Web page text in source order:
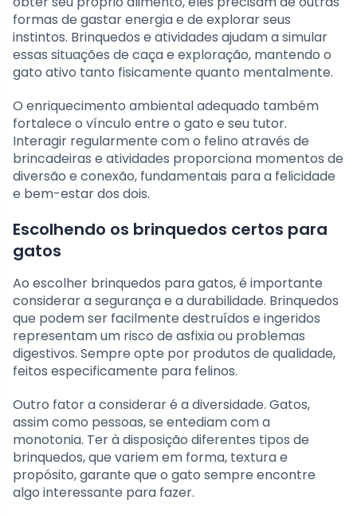
formas de gastar energia e de explorar seus
instintos. Brinquedos e atividades ajudam a simular
essas situações de caça e exploração, mantendo o
gato ativo tanto fisicamente quanto mentalmente.
O enriquecimento ambiental adequado também
fortalece o vínculo entre o gato e seu tutor.
Interagir regularmente com o felino através de
brincadeiras e atividades proporciona momentos de
diversão e conexão, fundamentais para a felicidade
e bem-estar dos dois.
Escolhendo os brinquedos certos para
gatos
Ao escolher brinquedos para gatos, é importante
considerar a segurança e a durabilidade. Brinquedos
que podem ser facilmente destruídos e ingeridos
representam um risco de asfixia ou problemas
digestivos. Sempre opte por produtos de qualidade,
feitos especificamente para felinos.
Outro fator a considerar é a diversidade. Gatos,
assim como pessoas, se entediam com a
monotonia. Ter à disposição diferentes tipos de
brinquedos, que variem em forma, textura e
propósito, garante que o gato sempre encontre
algo interessante para fazer.